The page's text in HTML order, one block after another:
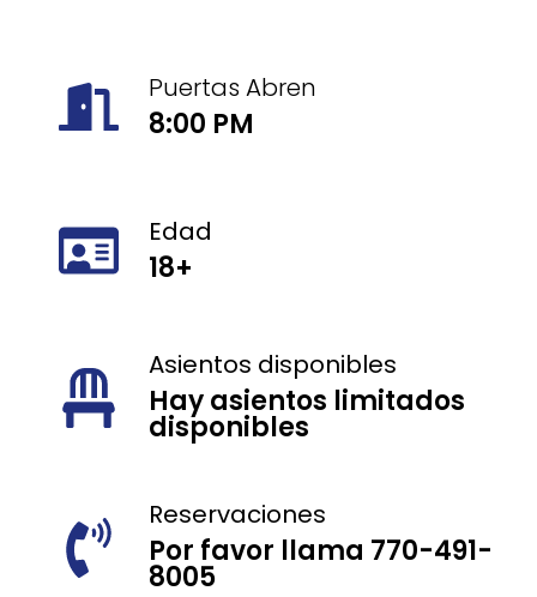
Puertas Abren
8:00 PM
Edad
18+
Asientos disponibles
Hay asientos limitados
disponibles
Reservaciones
Por favor llama 770-491-
8005